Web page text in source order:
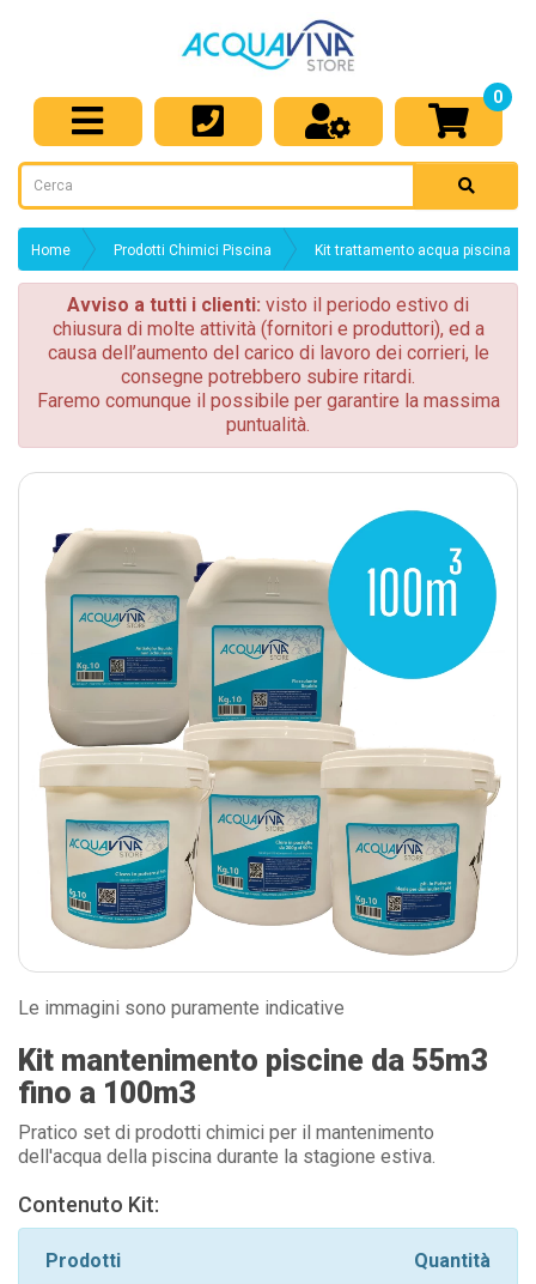
0
Home Prodotti Chimici Piscina Kit trattamento acqua piscina
Avviso a tutti i clienti: visto il periodo estivo di
chiusura di molte attività (fornitori e produttori), ed a
causa dell’aumento del carico di lavoro dei corrieri, le
consegne potrebbero subire ritardi.
Faremo comunque il possibile per garantire la massima
puntualità.
Le immagini sono puramente indicative
Kit mantenimento piscine da 55m3
fino a 100m3
Pratico set di prodotti chimici per il mantenimento
dell'acqua della piscina durante la stagione estiva.
Contenuto Kit:
Prodotti Quantità